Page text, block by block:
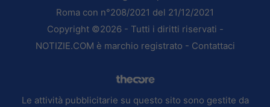
Roma con n°208/2021 del 21/12/2021
Copyright ©2026 - Tutti i diritti riservati -
NOTIZIE.COM è marchio registrato - Contattaci
Le attività pubblicitarie su questo sito sono gestite da